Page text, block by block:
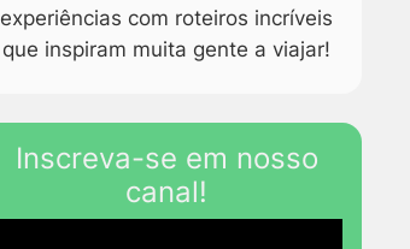
experiências com roteiros incríveis
que inspiram muita gente a viajar!
Inscreva-se em nosso
canal!